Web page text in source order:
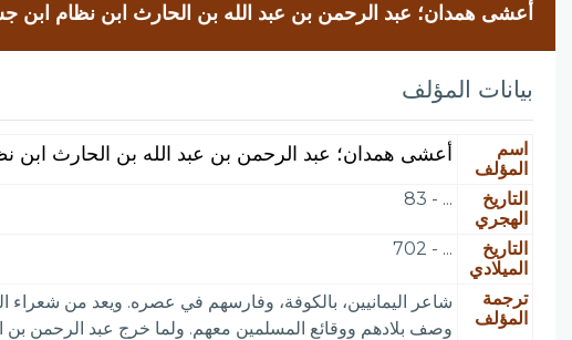
أعشى همدان؛ عبد الرحمن بن عبد الله بن الحارث ابن نظام ابن
بيانات المؤلف
اسم
المؤلف
أعشى همدان؛ عبد الرحمن بن عبد الله بن الحارث ابن
التاريخ
الهجري
... - 83
التاريخ
الميلادي
... - 702
ترجمة
المؤلف
شاعر اليمانيين، بالكوفة، وفارسهم في عصره. ويعد من شعراء
وصف بلادهم ووقائع المسلمين معهم. ولما خرج عبد الرحمن بن